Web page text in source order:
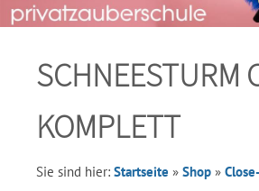
SCHNEESTURM
KOMPLETT
Sie sind hier: Startseite » Shop »